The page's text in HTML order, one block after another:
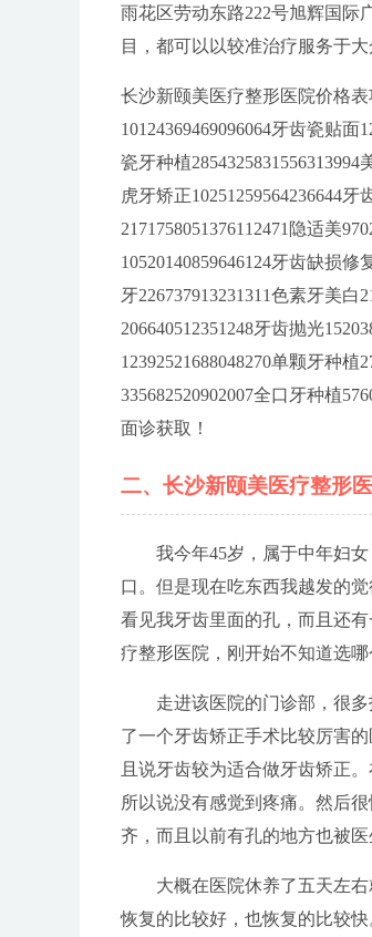
雨花区劳动东路222号旭辉国际
目，都可以以较准治疗服务于大
长沙新颐美医疗整形医院价格
10124369469096064牙齿瓷贴面
瓷牙种植2854325831556313994
虎牙矫正10251259564236644牙
2171758051376112471隐适美
10520140859646124牙齿缺损修
牙226737913231311色素牙美白
206640512351248牙齿抛光
12392521688048270单颗牙种植
335682520902007全口牙种植
面诊获取！
二、长沙新颐美医疗整形
我今年45岁，属于中年妇
口。但是现在吃东西我越发的
看见我牙齿里面的孔，而且还
疗整形医院，刚开始不知道选
走进该医院的门诊部，很
了一个牙齿矫正手术比较厉害
且说牙齿较为适合做牙齿矫正
所以说没有感觉到疼痛。然后
齐，而且以前有孔的地方也被医
大概在医院休养了五天左
恢复的比较好，也恢复的比较